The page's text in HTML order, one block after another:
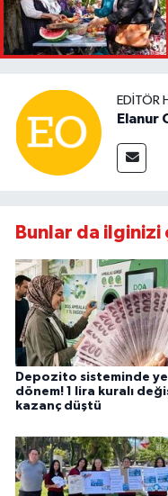
EDITÖR
Elanur
Bunlar da ilginizi
Depozito sisteminde
dönem! 1 lira kuralı
kazanç düştü